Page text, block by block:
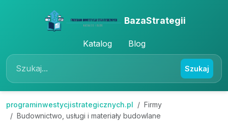
BazaStrategii
Katalog Blog
Szukaj
programinwestycjistrategicznych.pl
Firmy
Budownictwo, usługi i materiały budowlane